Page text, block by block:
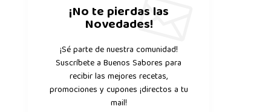
¡No te pierdas las
Novedades!
¡Sé parte de nuestra comunidad!
Suscríbete a Buenos Sabores para
recibir las mejores recetas,
promociones y cupones ¡directos a tu
mail!